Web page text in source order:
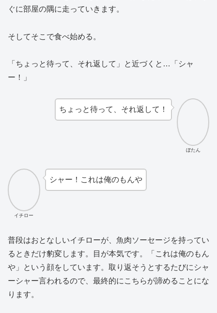
ぐに部屋の隅に走っていきます。
そしてそこで食べ始める。
「ちょっと待って、それ返して」と近づくと…「シャ
ー！」
ぼたん
ちょっと待って、それ返して！
イチロー
シャー！これは俺のもんや
普段はおとなしいイチローが、魚肉ソーセージを持ってい
るときだけ豹変します。目が本気です。「これは俺のもん
や」という顔をしています。取り返そうとするたびにシャ
ーシャー言われるので、最終的にこちらが諦めることにな
ります。